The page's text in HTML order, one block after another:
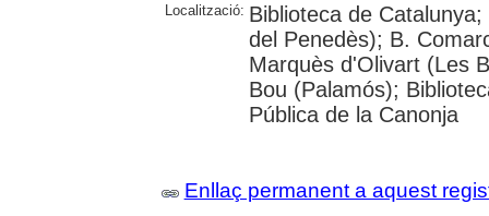
Localització: Biblioteca de
del Penedès); B.
Marquès d'Olivart (Les
Bou (Palamós);
Pública de la Canonja
Enllaç permanent a aquest